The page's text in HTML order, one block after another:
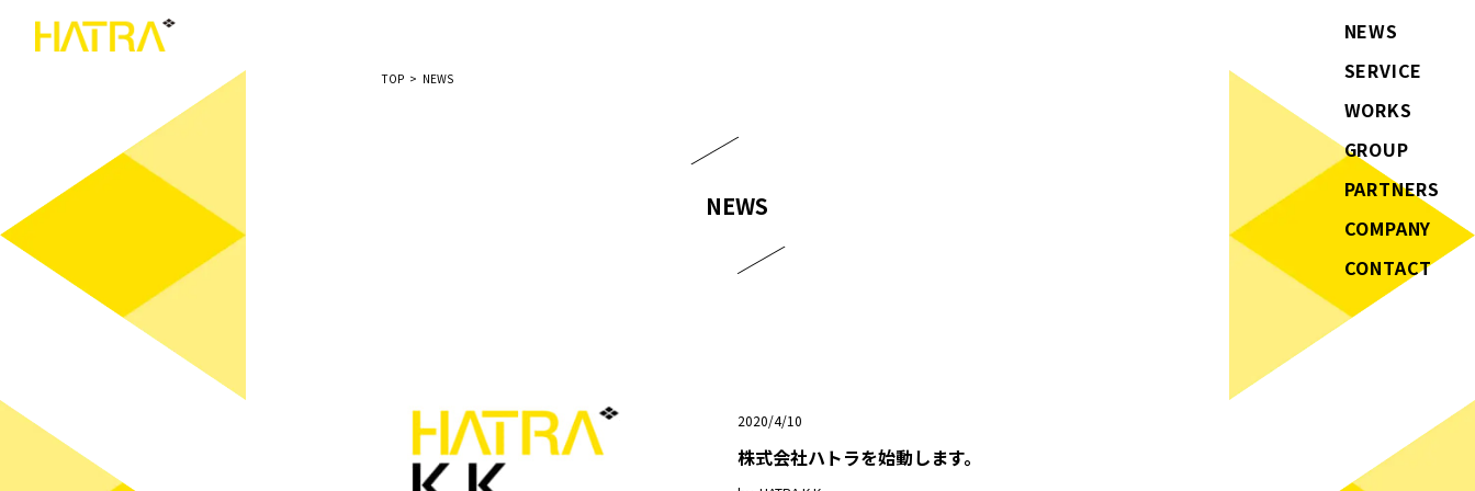
NEWS
SERVICE
WORKS
GROUP
PARTNERS
COMPANY
CONTACT
TOP > NEWS
NEWS
2020/4/10
株式会社ハトラを始動します。